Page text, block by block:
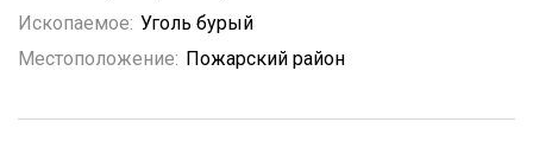
Ископаемое: Уголь бурый
Местоположение: Пожарский район